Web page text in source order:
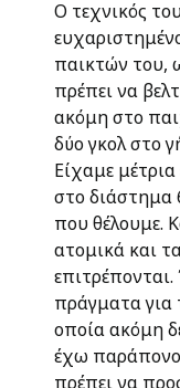
Ο τεχνικός
παικτών του,
πρέπει να
ακόμη στο
δύο γκολ στο
Είχαμε
στο διάστημα
που θέλουμε.
ατομικά και
πράγματα για
οποία ακόμη
έχω παράπονο
πρέπει να